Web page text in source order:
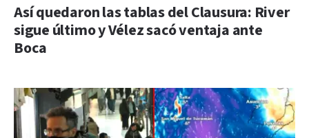
Así quedaron las tablas del Clausura: River
sigue último y Vélez sacó ventaja ante
Boca